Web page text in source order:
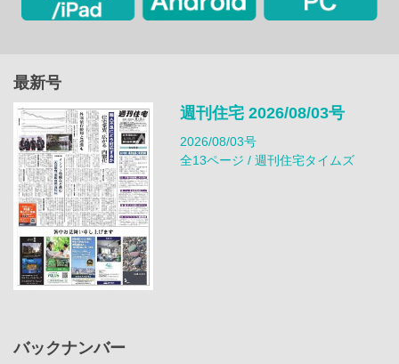
最新号
週刊住宅 2026/08/03号
2026/08/03号
全13ページ / 週刊住宅タイムズ
バックナンバー